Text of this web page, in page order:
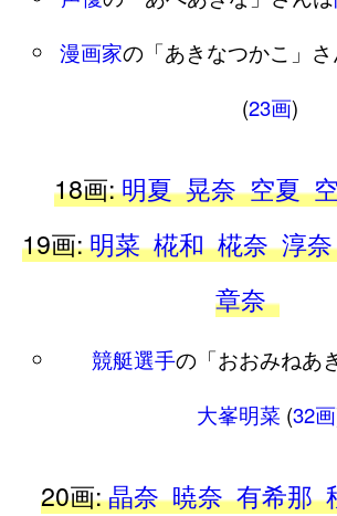
漫画家の「あきなつかこ」
(23画)
18画:明夏 晃奈 空夏
19画:明菜 椛和 椛奈 淳奈
章奈
競艇選手の「おおみねあ
大峯明菜 (32画
20画:晶奈 暁奈 有希那